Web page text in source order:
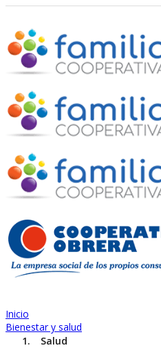
Inicio
Bienestar y salud
Salud